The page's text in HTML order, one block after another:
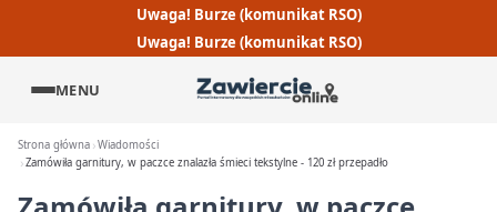
Uwaga! Burze (komunikat RSO)
Uwaga! Burze (komunikat RSO)
MENU
Strona główna Wiadomości
Zamówiła garnitury, w paczce znalazła śmieci tekstylne - 120 zł przepadło